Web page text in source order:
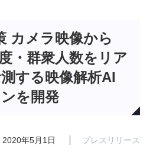
カメラ映像から
・群衆人数をリア
する映像解析AI
を開発
2020年5月1日 プレスリリース